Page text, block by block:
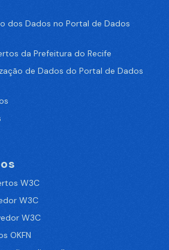
dos Dados no Portal de Dados
da Prefeitura do Recife
de Dados do Portal de Dados
W3C
W3C
W3C
OKFN